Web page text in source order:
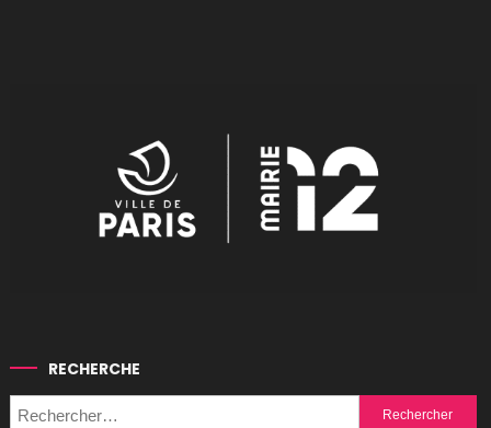
RECHERCHE
Rechercher :